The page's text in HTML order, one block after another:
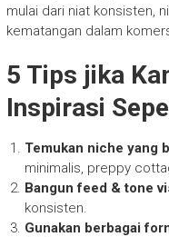
mulai dari niat konsisten,
kematangan dalam
5 Tips jika
Inspirasi
Temukan niche yang
minimalis, preppy
Bangun feed & tone
konsisten.
Gunakan berbagai